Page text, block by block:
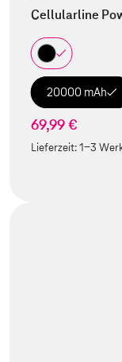
Cellularline
20000 mAh
69,99 €
Lieferzeit:1-3